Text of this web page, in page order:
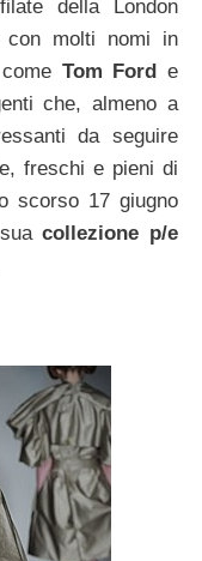
della London
con molti nomi in
Tom Ford
e
che, almeno a
da seguire
freschi e pieni di
scorso 17 giugno
collezione p/e